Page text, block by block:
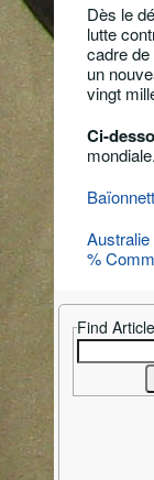
Dès le
lutte
cadre de
un
vingt
Ci-
mondiale.
Australie
%
Find
Search
for: